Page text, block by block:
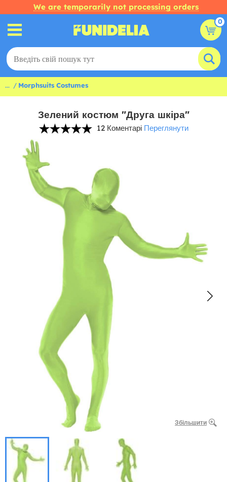
We are temporarily not processing orders
0
... Morphsuits Costumes
Зелений костюм "Друга шкіра"
12 Коментарі Переглянути
Збільшити